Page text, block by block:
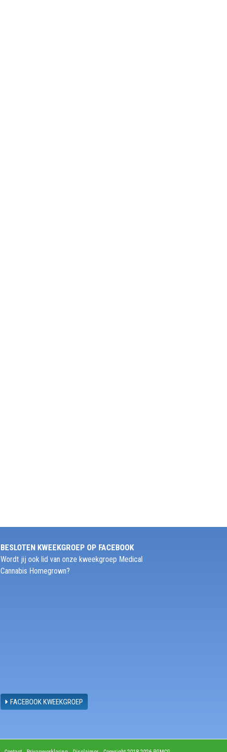
BESLOTEN KWEEKGROEP OP FACEBOOK
Wordt jij ook lid van onze kweekgroep Medical
Cannabis Homegrown?
FACEBOOK KWEEKGROEP